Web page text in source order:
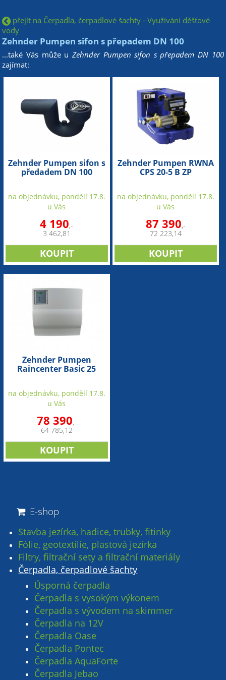
přejít na Čerpadla, čerpadlové šachty - Využívání děšťové
vody
Zehnder Pumpen sifon s přepadem DN 100
...také Vás může u Zehnder Pumpen sifon s přepadem DN 100
zajímat:
Zehnder Pumpen sifon s
předadem DN 100
na objednávku, pondělí 17.8.
u Vás
4 190,-
3 462,81
Zehnder Pumpen RWNA
CPS 20-5 B ZP
dešťové vody z cisterny)
na objednávku, pondělí 17.8.
u Vás
87 390,-
72 223,14
Zehnder Pumpen
Raincenter Basic 25
vodou)
na objednávku, pondělí 17.8.
u Vás
78 390,-
64 785,12
E-shop
Stavba jezírka, hadice, trubky, fitinky
Fólie, geotextílie, plastová jezírka
Filtry, filtrační sety a filtrační materiály
Čerpadla, čerpadlové šachty
Úsporná čerpadla
Čerpadla s vysokým výkonem
Čerpadla s vývodem na skimmer
Čerpadla na 12V
Čerpadla Oase
Čerpadla Pontec
Čerpadla AquaForte
Čerpadla Jebao